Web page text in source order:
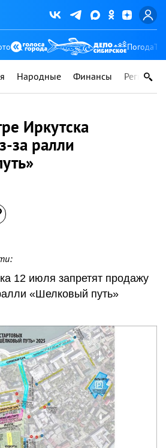
Погода
Народные Финансы Регионы
Иркутска
за ралли
12 июля запретят продажу
«Шелковый путь»